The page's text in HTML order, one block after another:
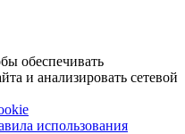
обеспечивать
и анализировать сетевой
использования